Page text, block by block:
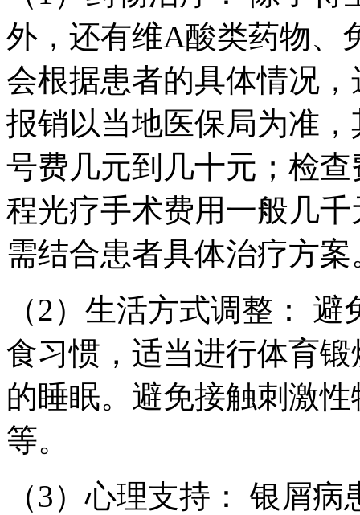
外，还有维A酸类药物、
会根据患者的具体情况
报销以当地医保局为准
号费几元到几十元；检
程光疗手术费用一般几
需结合患者具体治疗方案
（2）生活方式调整：
食习惯，适当进行体育
的睡眠。避免接触刺激
等。
（3）心理支持： 银屑